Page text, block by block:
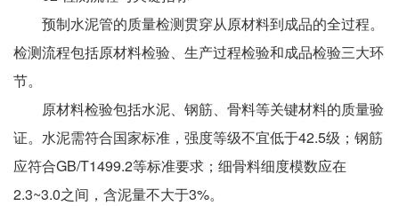
预制水泥管的质量检测贯穿从原材料到成品的全过程。
检测流程包括原材料检验、生产过程检验和成品检验三大环
节。
原材料检验包括水泥、钢筋、骨料等关键材料的质量验
证。水泥需符合国家标准，强度等级不宜低于42.5级；钢筋
应符合GB/T1499.2等标准要求；细骨料细度模数应在
2.3~3.0之间，含泥量不大于3%。